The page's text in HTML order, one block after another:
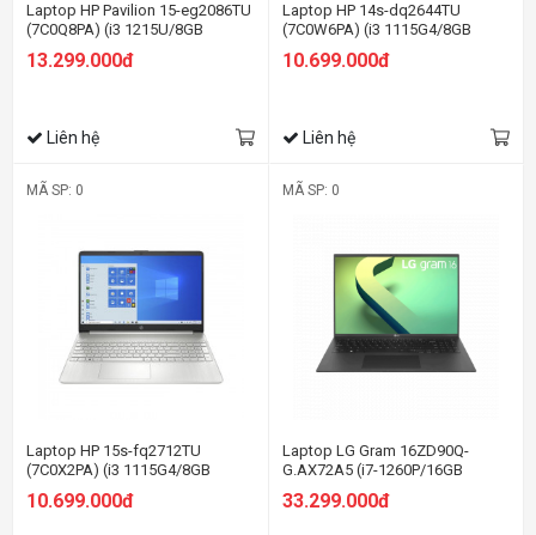
Laptop HP Pavilion 15-eg2086TU
(7C0Q8PA) (i3 1215U/8GB
RAM/256GB SSD/15.6
FHD/Win11/Vàng)
13.299.000đ
Liên hệ
Laptop HP 14s-dq2644TU
(7C0W6PA) (i3 1115G4/8GB
RAM/256GB SSD/14
FHD/Win11/Bạc)
10.699.000đ
Liên hệ
MÃ SP: 0
Laptop HP 15s-fq2712TU
(7C0X2PA) (i3 1115G4/8GB
HD/Win11/Bạc)
10.699.000đ
MÃ SP: 0
Laptop LG Gram 16ZD90Q-
G.AX72A5 (i7-1260P/16GB
WQXGA/Dos/Đen) (2022)
33.299.000đ